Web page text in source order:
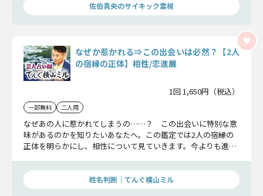
佐伯真央のサイキック霊視
なぜか惹かれる⇒この出会いは必然？【2人
の宿縁の正体】相性/恋進展
1回 1,650円（税込）
一部無料 二人用
なぜあの人に惹かれてしまうの……？ この出会いに特別な意
味があるのかを知りたいあなたへ。この鑑定では2人の宿縁の
正体を明らかにし、相性について見ていきます。今よりも進展
姓名判断｜てんぐ横山ミル